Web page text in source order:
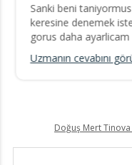
Sanki beni
keresine denemek
gorus daha ayarlicam
Uzmanın cevabını
Doğuş Mert